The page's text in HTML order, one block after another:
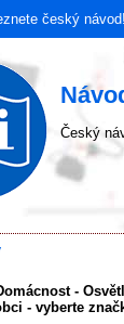
český návod!
Český
-
- vyberte